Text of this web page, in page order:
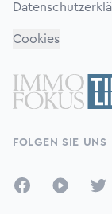
Cookies
FOLGEN SIE UNS
FacebookYouTube